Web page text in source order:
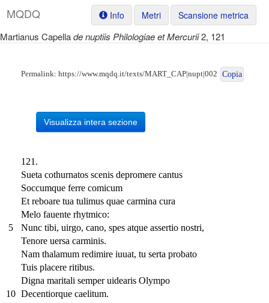
MQDQ Info Metri Scansione metrica
Martianus Capellade nuptiis Philologiae et Mercurii2, 121
Permalink: https://www.mqdq.it/texts/MART_CAP|nupt|002 Copia
Visualizza intera sezione
121.
Sueta cothurnatos scenis depromere cantus
Soccumque ferre comicum
Et reboare tua tulimus quae carmina cura
Melo fauente rhytmico:
5
Nunc tibi, uirgo, cano, spes atque assertio nostri,
Tenore uersa carminis.
Nam thalamum redimire iuuat, tu serta probato
Tuis placere ritibus.
Digna maritali semper uidearis Olympo
10 Decentiorque caelitum.